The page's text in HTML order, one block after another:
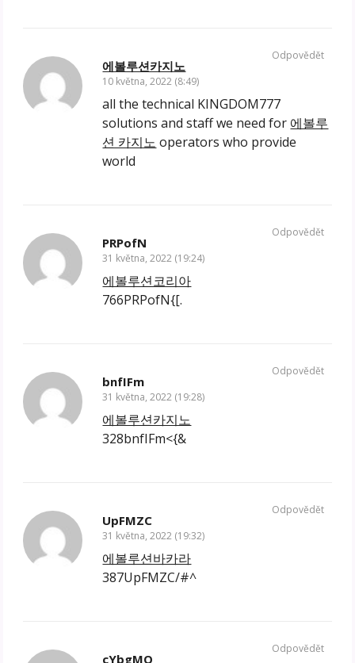
에볼루션카지노
10 května, 2022 (8:49)
all the technical KINGDOM777
solutions and staff we need for 에볼루
션 카지노 operators who provide
world
Odpovědět
PRPofN
31 května, 2022 (19:24)
에볼루션코리아
766PRPofN{[.
Odpovědět
bnfIFm
31 května, 2022 (19:28)
에볼루션카지노
328bnfIFm<{&
Odpovědět
UpFMZC
31 května, 2022 (19:32)
에볼루션바카라
387UpFMZC/#^
Odpovědět
cYbgMQ
Odpovědět